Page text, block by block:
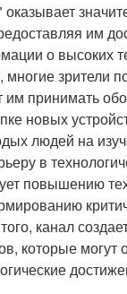
им
о высоких
многие зрители
им принимать
новых
людей на
в
повышению
канал
которые могут